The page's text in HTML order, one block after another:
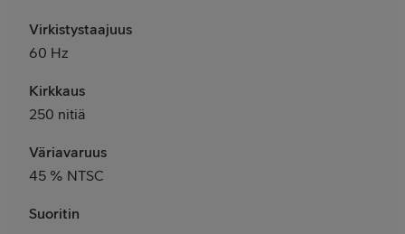
Virkistystaajuus
60 Hz
Kirkkaus
250 nitiä
Väriavaruus
45 % NTSC
Suoritin